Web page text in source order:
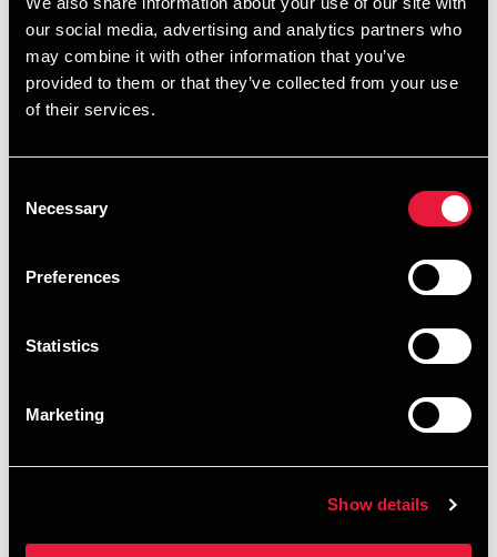
our social media, advertising and analytics partners who
may combine it with other information that you’ve
provided to them or that they’ve collected from your use
of their services.
Selection
Necessary
Preferences
Statistics
Marketing
Show details
Opfølgning på decisionsskrivelser fra
ministerierne vedrørende revisionen for 2024
De fem refusionsopgørelser og tilhørende
Eventuelle opmærksomhedspunkter i forbindelse
personer, der arbejder med udarbejdelsen af materialer til
revisionen i forbindelse med regnskabsafslutningen på
gør dog opmærksom på, at webinaret tager udgangspunkt i